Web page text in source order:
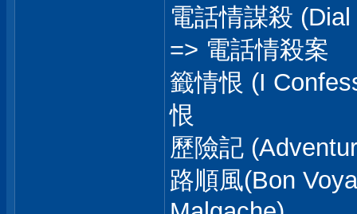
電話情謀殺
=> 電話情殺案
籤情恨 (I
恨
歷險記
路順風(Bon